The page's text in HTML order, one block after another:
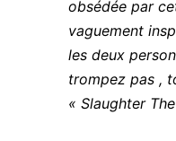
obsédée par
vaguement
les deux
trompez pas ,
« Slaughter